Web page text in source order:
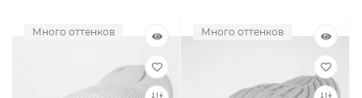
Много оттенков Много оттенков